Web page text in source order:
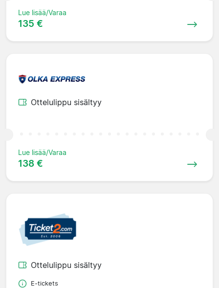
Lue lisää/Varaa
135 €
Ottelulippu sisältyy
Lue lisää/Varaa
138 €
Ottelulippu sisältyy
E-tickets